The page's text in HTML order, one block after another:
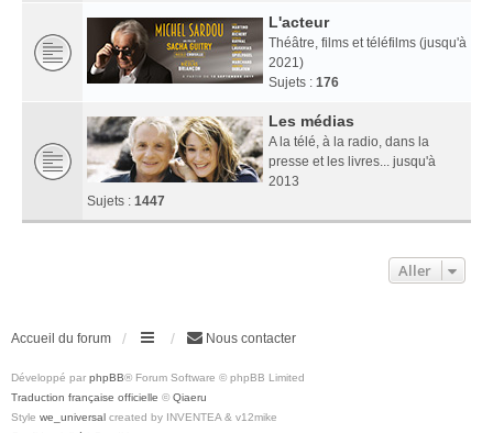
L'acteur
Théâtre, films et téléfilms (jusqu'à
2021)
Sujets : 176
Les médias
A la télé, à la radio, dans la
presse et les livres... jusqu'à
2013
Sujets : 1447
Aller
Accueil du forum Nous contacter
Développé par phpBB® Forum Software © phpBB Limited
Traduction française officielle © Qiaeru
Style we_universal created by INVENTEA & v12mike